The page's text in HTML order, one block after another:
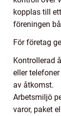
kopplas till
föreningen
För företag
Kontrollerad
eller
av åtkomst.
Arbetsmiljö
varor, paket